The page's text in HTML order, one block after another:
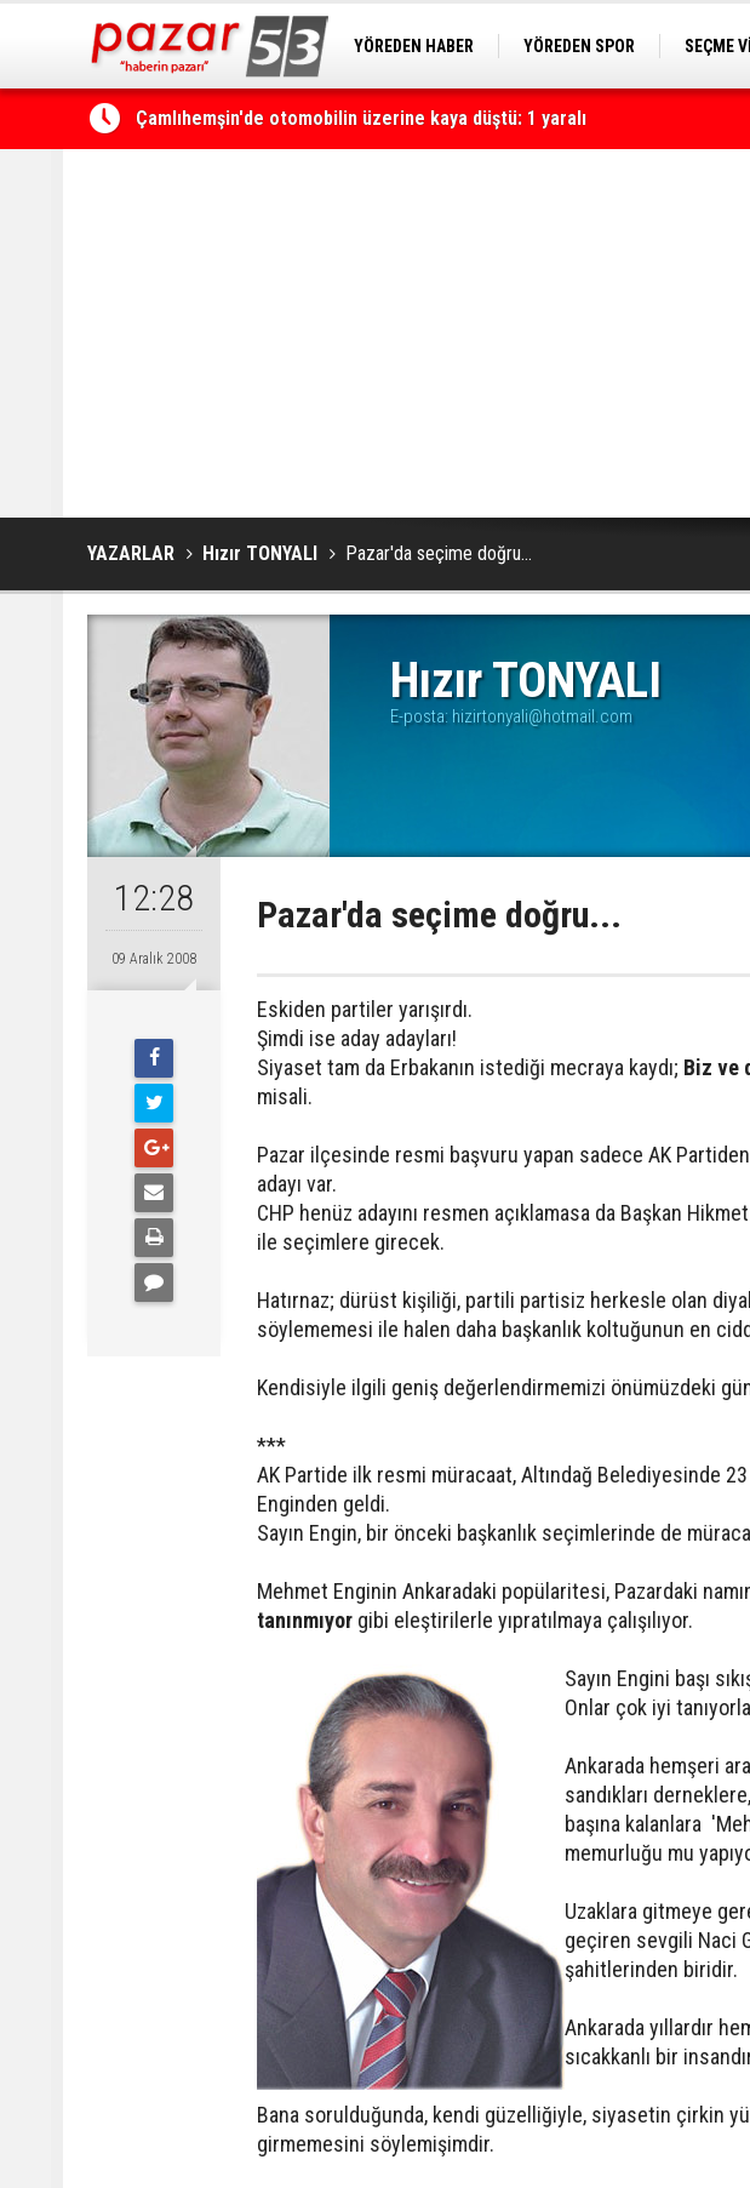
YÖREDEN HABER YÖREDEN SPOR SEÇME
Çamlıhemşin'de otomobilin üzerine kaya düştü: 1 yaralı
Yerli ve milli olarak üretilen ventilatörler şehir hastanelerine ulaştı
YAZARLAR Hızır TONYALI Pazar'da seçime doğru...
Hızır TONYALI
E-posta: hizirtonyali@hotmail.com
12:28
09 Aralık 2008
Pazar'da seçime doğru...
Eskiden partiler yarışırdı.
Şimdi ise aday adayları!
Siyaset tam da Erbakanın istediği mecraya kaydı; Biz ve
misali.
Pazar ilçesinde resmi başvuru yapan sadece AK
adayı var.
CHP henüz adayını resmen açıklamasa da Başkan
ile seçimlere girecek.
Hatırnaz; dürüst kişiliği, partili partisiz herkesle olan
söylememesi ile halen daha başkanlık koltuğunun en
Kendisiyle ilgili geniş değerlendirmemizi önümüzdeki
***
AK Partide ilk resmi müracaat, Altındağ Belediyesinde
Enginden geldi.
Sayın Engin, bir önceki başkanlık seçimlerinde de
Mehmet Enginin Ankaradaki popülaritesi, Pazardaki
tanınmıyor  gibi eleştirilerle yıpratılmaya çalışılıyor.
Sayın Engini başı
Onlar çok iyi
Ankarada hemşeri
sandıkları
başına kalanlara
memurluğu mu
Uzaklara gitmeye
geçiren sevgili Naci
şahitlerinden biridir.
Ankarada yıllardır
sıcakkanlı bir
Bana sorulduğunda, kendi güzelliğiyle, siyasetin çirkin
girmemesini söylemişimdir.